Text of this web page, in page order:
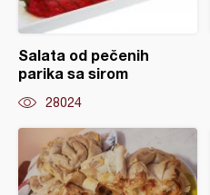
Salata od pečenih
parika sa sirom
28024